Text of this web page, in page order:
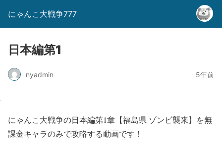
にゃんこ大戦争777
日本編第1
nyadmin 5年前
にゃんこ大戦争の日本編第1章【福島県 ゾンビ襲来】を無
課金キャラのみで攻略する動画です！